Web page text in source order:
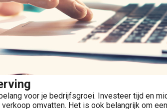
voor je bedrijfsgroei. Investeer tijd en
omvatten. Het is ook belangrijk om